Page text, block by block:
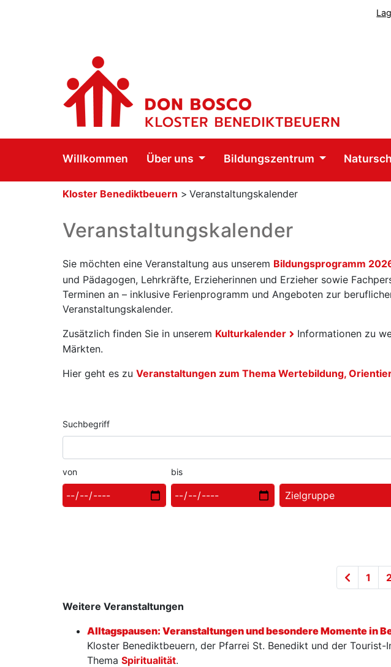
Willkommen Über uns Bildungszentrum
Kloster Benediktbeuern > Veranstaltungskalender
Veranstaltungskalender
Sie möchten eine Veranstaltung aus unserem Bildungsprogramm
und Pädagogen, Lehrkräfte, Erzieherinnen und Erzieher sowie
Terminen an – inklusive Ferienprogramm und Angeboten zur
Veranstaltungskalender.
Zusätzlich finden Sie in unserem Kulturkalender
Informationen zu
Märkten.
Hier geht es zu Veranstaltungen zum Thema Wertebildung,
Suchbegriff
von bis
1
Weitere Veranstaltungen
Alltagspausen: Veranstaltungen und besondere Momente in
Kloster Benediktbeuern, der Pfarrei St. Benedikt und der
Thema Spiritualität.